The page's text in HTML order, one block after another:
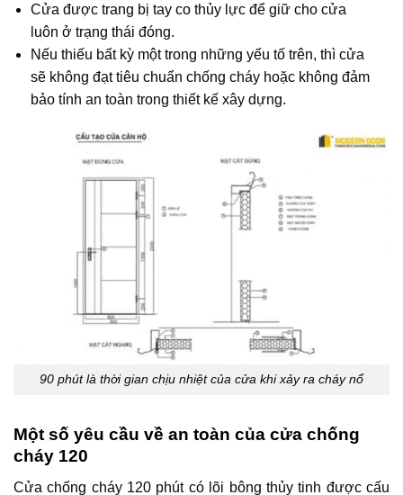
Cửa được trang bị tay co thủy lực để giữ cho cửa
luôn ở trạng thái đóng.
Nếu thiếu bất kỳ một trong những yếu tố trên, thì cửa
sẽ không đạt tiêu chuẩn chống cháy hoặc không đảm
bảo tính an toàn trong thiết kế xây dựng.
90 phút là thời gian chịu nhiệt của cửa khi xảy ra cháy nổ
Một số yêu cầu về an toàn của cửa chống
cháy 120
Cửa chống cháy 120 phút có lõi bông thủy tinh được cấu